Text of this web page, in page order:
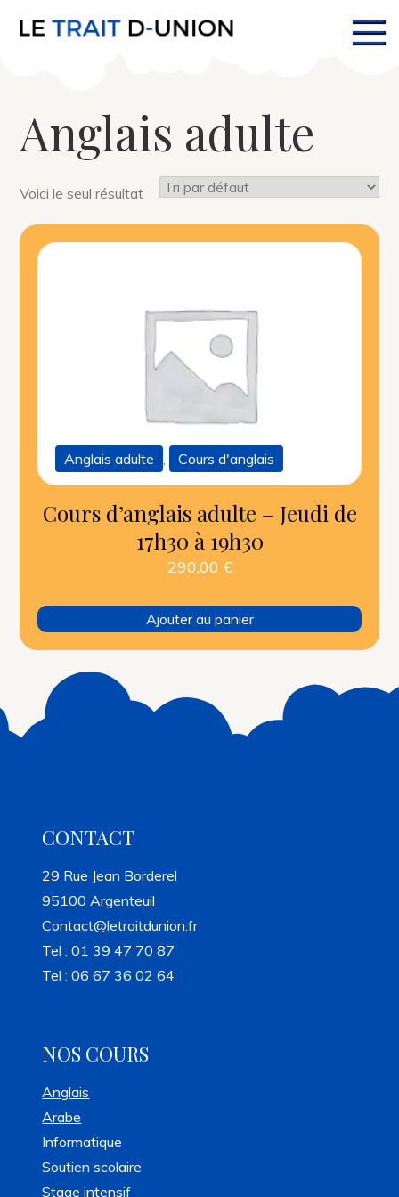
Anglais adulte
Voici le seul résultat
Anglais adulte , Cours d'anglais
Cours d’anglais adulte – Jeudi de
17h30 à 19h30
290,00 €
Ajouter au panier
CONTACT
29 Rue Jean Borderel
95100 Argenteuil
Contact@letraitdunion.fr
Tel : 01 39 47 70 87
Tel : 06 67 36 02 64
NOS COURS
Anglais
Arabe
Informatique
Soutien scolaire
Stage intensif